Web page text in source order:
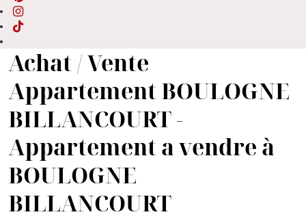
Achat / Vente
Appartement BOULOGNE
BILLANCOURT -
Appartement a vendre à
BOULOGNE
BILLANCOURT